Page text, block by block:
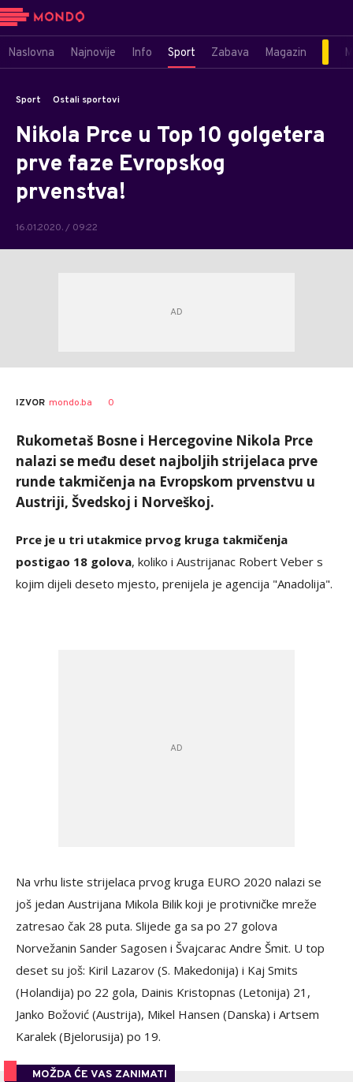
Naslovna Najnovije Info Sport Zabava Magazin
Sport Ostali sportovi
Nikola Prce u Top 10 golgetera
prve faze Evropskog
prvenstva!
16.01.2020. / 09:22
IZVOR mondo.ba 0
Rukometaš Bosne i Hercegovine Nikola Prce
nalazi se među deset najboljih strijelaca prve
runde takmičenja na Evropskom prvenstvu u
Austriji, Švedskoj i Norveškoj.
Prce je u tri utakmice prvog kruga takmičenja
postigao 18 golova, koliko i Austrijanac Robert Veber s
kojim dijeli deseto mjesto, prenijela je agencija "Anadolija".
Na vrhu liste strijelaca prvog kruga EURO 2020 nalazi se
još jedan Austrijana Mikola Bilik koji je protivničke mreže
zatresao čak 28 puta. Slijede ga sa po 27 golova
Norvežanin Sander Sagosen i Švajcarac Andre Šmit. U top
deset su još: Kiril Lazarov (S. Makedonija) i Kaj Smits
(Holandija) po 22 gola, Dainis Kristopnas (Letonija) 21,
Janko Božović (Austrija), Mikel Hansen (Danska) i Artsem
Karalek (Bjelorusija) po 19.
MOŽDA ĆE VAS ZANIMATI